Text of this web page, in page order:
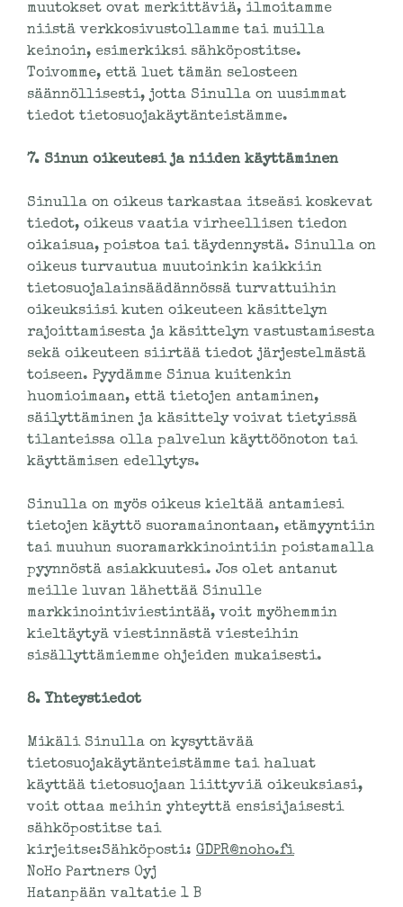
muutokset ovat merkittäviä, ilmoitamme
niistä verkkosivustollamme tai muilla
keinoin, esimerkiksi sähköpostitse.
Toivomme, että luet tämän selosteen
säännöllisesti, jotta Sinulla on uusimmat
tiedot tietosuojakäytänteistämme.
7. Sinun oikeutesi ja niiden käyttäminen
Sinulla on oikeus tarkastaa itseäsi koskevat
tiedot, oikeus vaatia virheellisen tiedon
oikaisua, poistoa tai täydennystä. Sinulla on
oikeus turvautua muutoinkin kaikkiin
tietosuojalainsäädännössä turvattuihin
oikeuksiisi kuten oikeuteen käsittelyn
rajoittamisesta ja käsittelyn vastustamisesta
sekä oikeuteen siirtää tiedot järjestelmästä
toiseen. Pyydämme Sinua kuitenkin
huomioimaan, että tietojen antaminen,
säilyttäminen ja käsittely voivat tietyissä
tilanteissa olla palvelun käyttöönoton tai
käyttämisen edellytys.
Sinulla on myös oikeus kieltää antamiesi
tietojen käyttö suoramainontaan, etämyyntiin
tai muuhun suoramarkkinointiin poistamalla
pyynnöstä asiakkuutesi. Jos olet antanut
meille luvan lähettää Sinulle
markkinointiviestintää, voit myöhemmin
kieltäytyä viestinnästä viesteihin
sisällyttämiemme ohjeiden mukaisesti.
8. Yhteystiedot
Mikäli Sinulla on kysyttävää
tietosuojakäytänteistämme tai haluat
käyttää tietosuojaan liittyviä oikeuksiasi,
voit ottaa meihin yhteyttä ensisijaisesti
sähköpostitse tai
kirjeitse:Sähköposti: GDPR@noho.fi
NoHo Partners Oyj
Hatanpään valtatie 1 B